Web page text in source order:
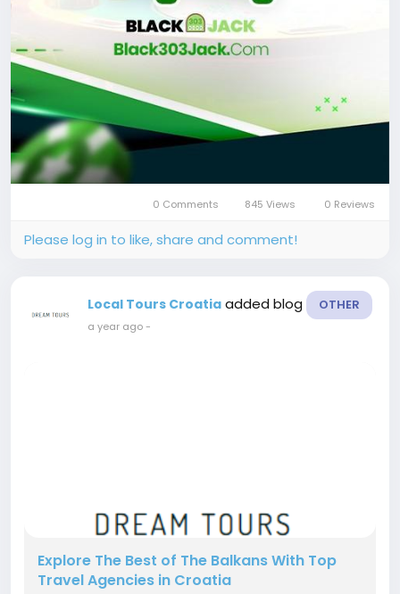
0 Comments 845 Views 0 Reviews
Please log in to like, share and comment!
Local Tours Croatia added blog OTHER
a year ago-
Explore The Best of The Balkans With Top
Travel Agencies in Croatia